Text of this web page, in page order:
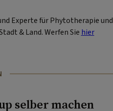
Experte für Phytotherapie und
& Land. Werfen Sie hier
selber machen